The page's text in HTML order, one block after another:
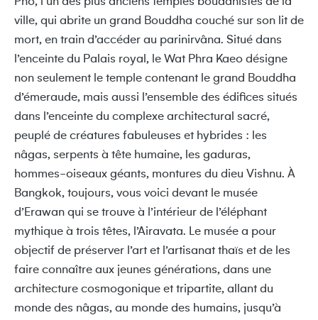
ville, qui abrite un grand Bouddha couché sur son lit de
mort, en train d’accéder au parinirvâna. Situé dans
l’enceinte du Palais royal, le Wat Phra Kaeo désigne
non seulement le temple contenant le grand Bouddha
d’émeraude, mais aussi l’ensemble des édifices situés
dans l’enceinte du complexe architectural sacré,
peuplé de créatures fabuleuses et hybrides : les
nâgas, serpents à tête humaine, les gaduras,
hommes-oiseaux géants, montures du dieu Vishnu. À
Bangkok, toujours, vous voici devant le musée
d’Erawan qui se trouve à l’intérieur de l’éléphant
mythique à trois têtes, l’Airavata. Le musée a pour
objectif de préserver l’art et l’artisanat thaïs et de les
faire connaître aux jeunes générations, dans une
architecture cosmogonique et tripartite, allant du
monde des nâgas, au monde des humains, jusqu’à